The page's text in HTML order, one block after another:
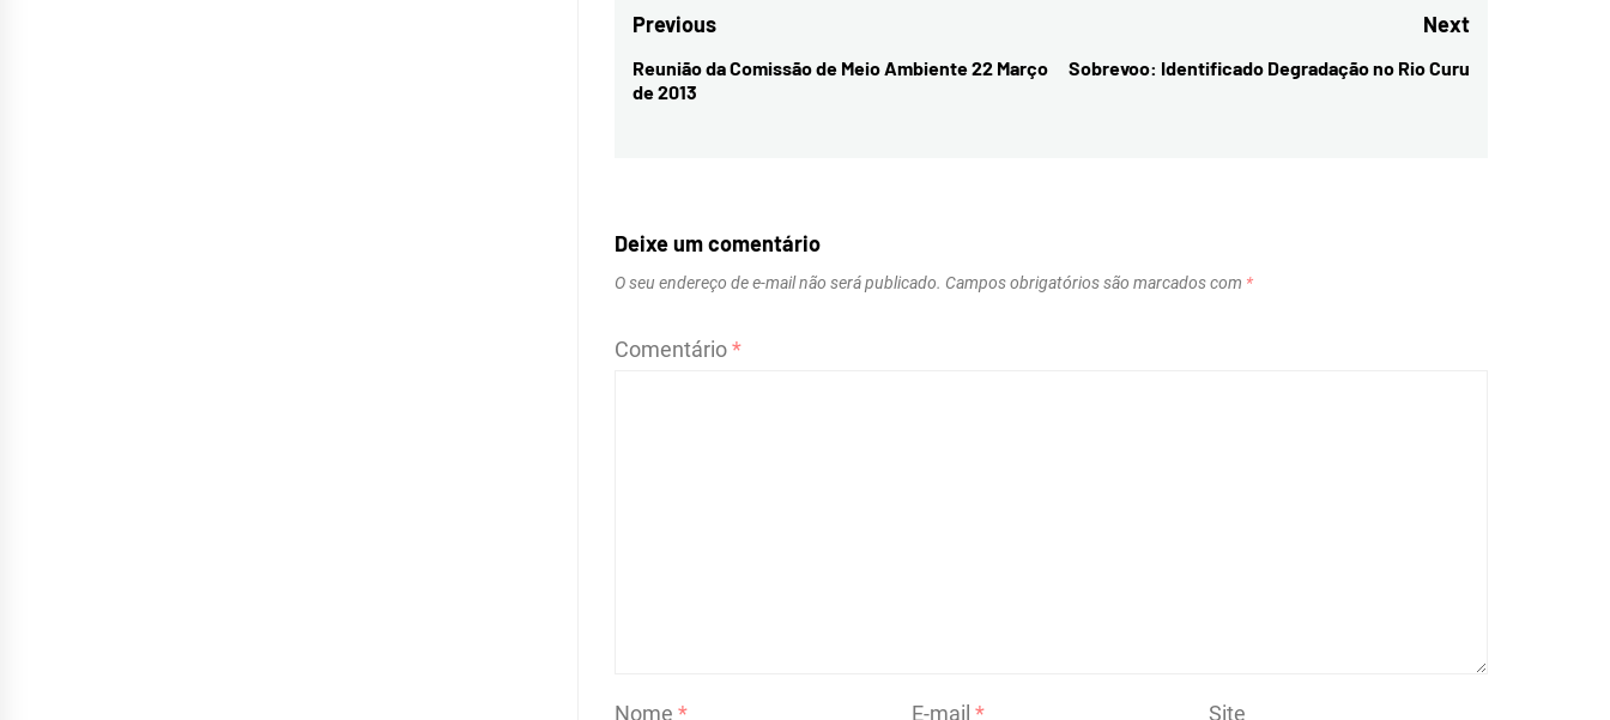
Navegação
de
Previous
Previous
post:
Reunião da Comissão de Meio Ambiente 22 Março
de 2013
Next
Sobrevoo: Identificado Degradação no Rio Curu
Deixe um comentário
O seu endereço de e-mail não será publicado. Campos obrigatórios são marcados com *
Comentário*
Nome* E-mail * Site